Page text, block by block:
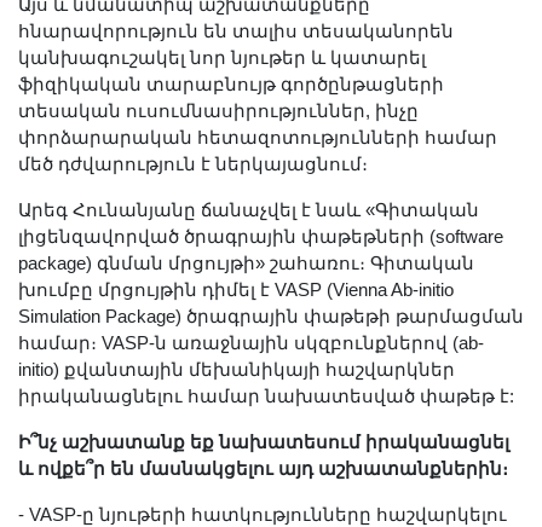
Այս և նմանատիպ աշխատանքները
հնարավորություն են տալիս տեսականորեն
կանխագուշակել նոր նյութեր և կատարել
ֆիզիկական տարաբնույթ գործընթացների
տեսական ուսումնասիրություններ, ինչը
փորձարարական հետազոտությունների համար
մեծ դժվարություն է ներկայացնում։
Արեգ Հունանյանը ճանաչվել է նաև «Գիտական
լիցենզավորված ծրագրային փաթեթների (software
package) գնման մրցույթի» շահառու։ Գիտական
խումբը մրցույթին դիմել է VASP (Vienna Ab-initio
Simulation Package) ծրագրային փաթեթի թարմացման
համար։ VASP-ն առաջնային սկզբունքներով (ab-
initio) քվանտային մեխանիկայի հաշվարկներ
իրականացնելու համար նախատեսված փաթեթ է:
Ի՞նչ աշխատանք եք նախատեսում իրականացնել
և ովքե՞ր են մասնակցելու այդ աշխատանքներին։
- VASP-ը նյութերի հատկությունները հաշվարկելու